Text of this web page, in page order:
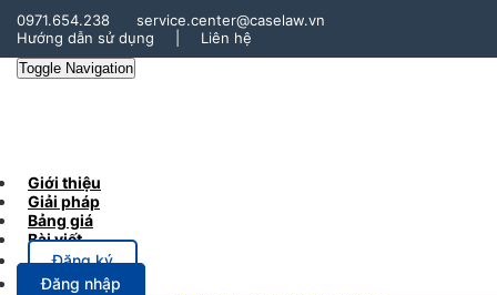
0971.654.238
service.center@caselaw.vn
Hướng dẫn sử dụng
Liên hệ
Toggle Navigation
Giới thiệu
Giải pháp
Bảng giá
Bài viết
Đăng ký
Đăng nhập